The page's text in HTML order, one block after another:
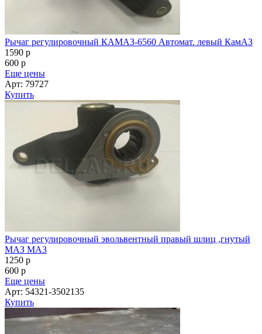
Рычаг регулировочный КАМАЗ-6560 Автомат. левый КамАЗ
1590 p
600 p
Еще цены
Арт: 79727
Купить
Рычаг регулировочный эвольвентный правый шлиц ,гнутый
МАЗ МАЗ
1250 p
600 p
Еще цены
Арт: 54321-3502135
Купить